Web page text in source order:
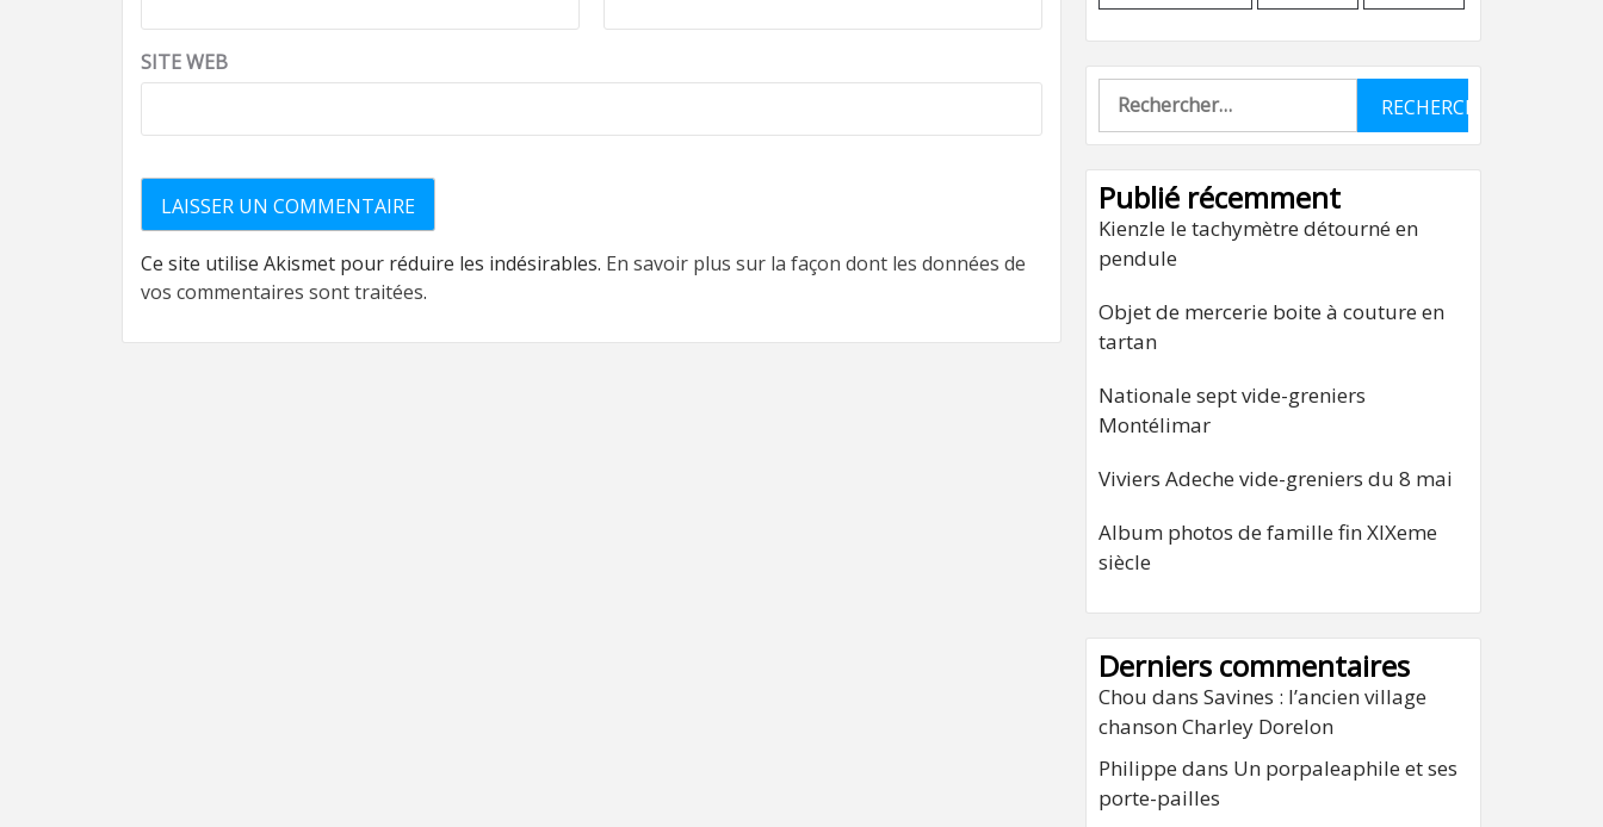
SITE WEB
Ce site utilise Akismet pour réduire les indésirables. En savoir plus sur la façon dont les données de
vos commentaires sont traitées.
Rechercher :
Publié récemment
Kienzle le tachymètre détourné en
pendule
Objet de mercerie boite à couture en
tartan
Nationale sept vide-greniers
Montélimar
Viviers Adeche vide-greniers du 8 mai
Album photos de famille fin XIXeme
siècle
Derniers commentaires
Chou dans Savines : l’ancien village
chanson Charley Dorelon
Philippe dans Un porpaleaphile et ses
porte-pailles